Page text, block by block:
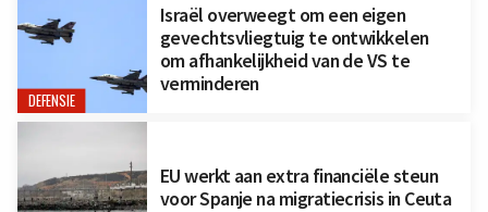
DEFENSIE
Israël overweegt om een eigen
gevechtsvliegtuig te ontwikkelen
om afhankelijkheid van de VS te
verminderen
EU werkt aan extra financiële steun
voor Spanje na migratiecrisis in Ceuta